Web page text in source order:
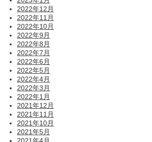
2022年12月
2022年11月
2022年10月
2022年9月
2022年8月
2022年7月
2022年6月
2022年5月
2022年4月
2022年3月
2022年1月
2021年12月
2021年11月
2021年10月
2021年5月